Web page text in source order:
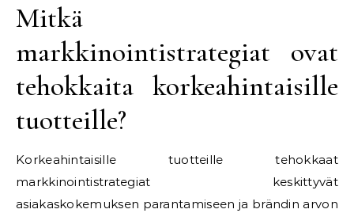
Mitkä
markkinointistrategiat ovat
tehokkaita korkeahintaisille
tuotteille?
Korkeahintaisille tuotteille tehokkaat
markkinointistrategiat keskittyvät
asiakaskokemuksen parantamiseen ja brändin arvon